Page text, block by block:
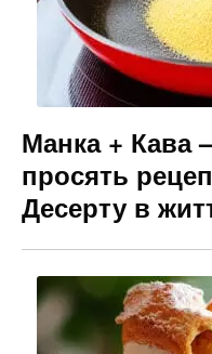
Манка + Кава
просять
Десерту в